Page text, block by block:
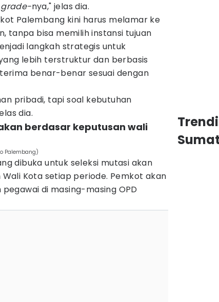
nya," jelas dia.
Palembang kini harus melamar ke
tanpa bisa memilih instansi tujuan
langkah strategis untuk
lebih terstruktur dan berbasis
benar-benar sesuai dengan
pribadi, tapi soal kebutuhan
dia.
berdasar keputusan wali
Palembang)
dibuka untuk seleksi mutasi akan
Kota setiap periode. Pemkot akan
di masing-masing OPD